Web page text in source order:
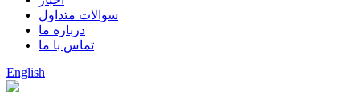
سوالات متداول
درباره ما
تماس با ما
English